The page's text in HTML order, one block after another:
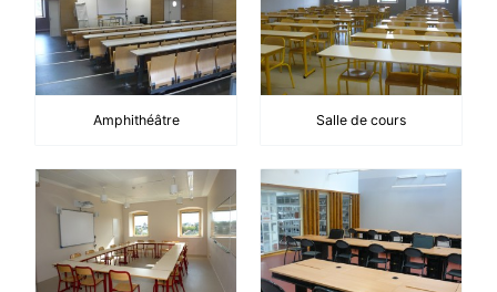
Amphithéâtre Salle de cours